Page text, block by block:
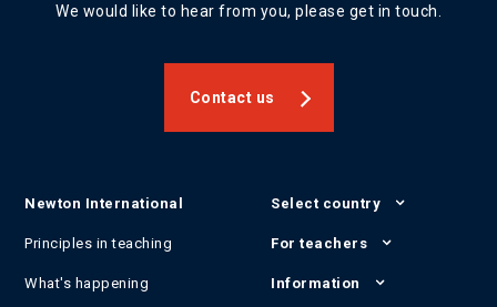
We would like to hear from you, please get in touch.
Contact us
Newton International
Principles in teaching
What's happening
Select country
For teachers
Information